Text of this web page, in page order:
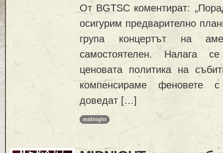
От BGTSC коментират:
осигурим предварително
група концертът на
самостоятелен. Налага
ценовата политика на
компенсираме феновете
доведат […]
midnight